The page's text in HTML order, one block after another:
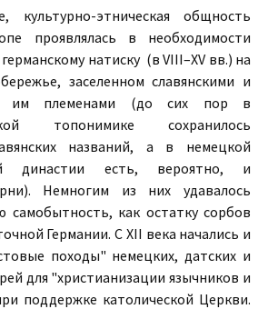
этническая общность
проявлялась в необходимости
натиску (в VIII–XV вв.) на
заселенном славянскими и
им племенами (до сих пор в
топонимике сохранилось
названий, а в немецкой
династии есть, вероятно, и
Немногим из них удавалось
самобытность, как остатку сорбов
Германии. С XII века начались и
походы" немецких, датских и
для "христианизации язычников и
поддержке католической Церкви.